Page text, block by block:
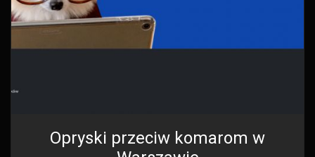
Opryski przeciw komarom w